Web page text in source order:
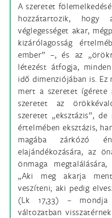
A szeretet
hozzátartozik,
véglegességet akar,
kizárólagosság
ember” –, és az
létezést átfogja,
idő dimenziójában is.
mert a szeretet ígérete
szeretet az
szeretet „eksztázis”,
értelmében eksztázis,
magába zárkózó
elajándékozására, az
önmaga
„Aki meg akarja
veszíteni; aki pedig
(Lk 17,33) –
változatban